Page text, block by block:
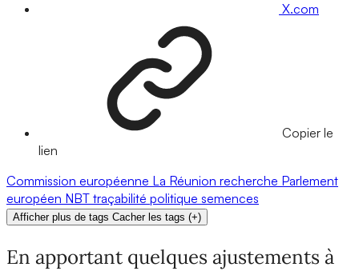
X.com
Copier le
lien
Commission européenne La Réunion recherche Parlement
européen NBT traçabilité politique semences
Afficher plus de tags Cacher les tags (+)
En apportant quelques ajustements à